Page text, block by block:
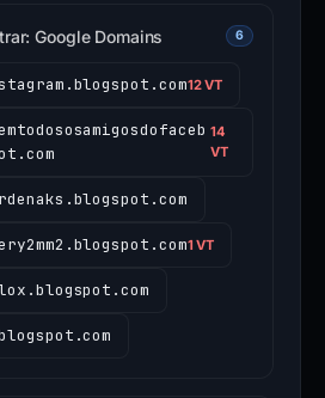
Google Domains 6
12 VT
14
VT
1 VT